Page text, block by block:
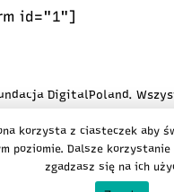
id="1"]
DigitalPoland.
ciasteczek
Karina Majchrzak / Koi
korzysta z ciasteczek aby
poziomie. Dalsze
zgadzasz się na ich